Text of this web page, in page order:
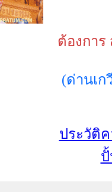
ต้องกา
(ด่านเ
ประวัติ